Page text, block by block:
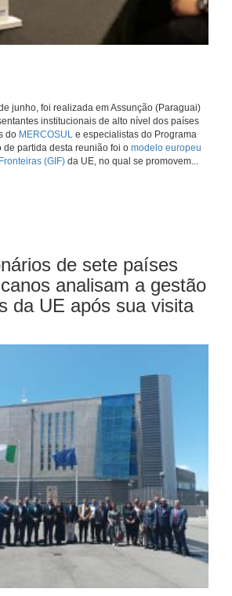
junho, foi realizada em Assunção (Paraguai)
institucionais de alto nível dos países
do MERCOSUL e especialistas do Programa
de partida desta reunião foi o modelo europeu
(GIF) da UE, no qual se promovem...
de sete países
analisam a gestão
da UE após sua visita